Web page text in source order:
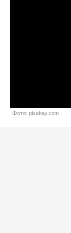
Фото: pixabay.com